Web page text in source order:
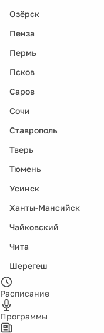
Озёрск
Пенза
Пермь
Псков
Саров
Сочи
Ставрополь
Тверь
Тюмень
Усинск
Ханты-Мансийск
Чайковский
Чита
Шерегеш
Расписание
Программы